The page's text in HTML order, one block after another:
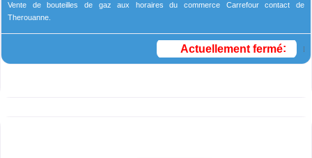
Vente de bouteilles de gaz aux horaires du commerce Carrefour contact de
Therouanne.
Actuellement fermé: